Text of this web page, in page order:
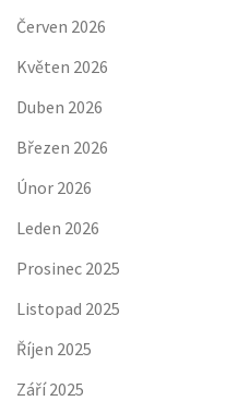
Červen 2026
Květen 2026
Duben 2026
Březen 2026
Únor 2026
Leden 2026
Prosinec 2025
Listopad 2025
Říjen 2025
Září 2025